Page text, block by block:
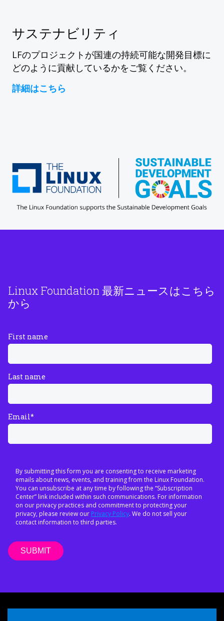
サステナビリティ
LFのプロジェクトが国連の持続可能な開発目標に
どのように貢献しているかをご覧ください。
詳細はこちら
Linux Foundation 最新ニュースはこちら
から
First name
Last name
Email*
By submitting this form you are consenting to receive marketing
emails about news, events, and training from the Linux Foundation.
You can unsubscribe at any time by following the “Subscription
Center” link included within such communications. For information
on our privacy practices and commitment to protecting your
privacy, please review our Privacy Policy. We do not sell your
contact information to third parties.